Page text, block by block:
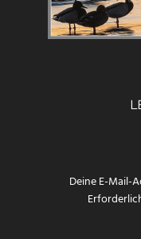
Deine E-Mail-